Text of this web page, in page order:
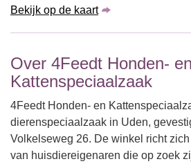
Bekijk op de kaart
Over 4Feedt Honden- en
Kattenspeciaalzaak
4Feedt Honden- en
dierenspeciaalzaak in Uden,
Volkelseweg 26. De winkel richt
van huisdiereigenaren die op zoek